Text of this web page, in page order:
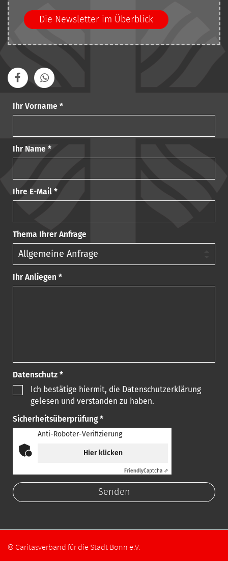
Ihr Vorname *
Ihr Name *
Ihre E-Mail *
Thema Ihrer Anfrage
Ihr Anliegen *
Datenschutz *
Ich bestätige hiermit, die Datenschutzerklärung
gelesen und verstanden zu haben.
Sicherheitsüberprüfung *
Anti-Roboter-Verifizierung
Hier klicken
FriendlyCaptcha ⇗
Die Newsletter im Überblick
© Caritasverband für die Stadt Bonn e.V.